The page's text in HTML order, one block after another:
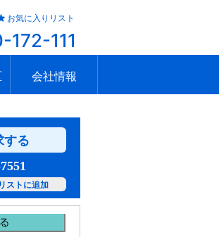
お気に入りリスト
172-111
トップ
住宅街
ち
イント
震
さんぽ」
会社情報
会社概要
アクセス
住建ハウジング上原支店
住建ハウジング中野
採用情報
する
ストに追加